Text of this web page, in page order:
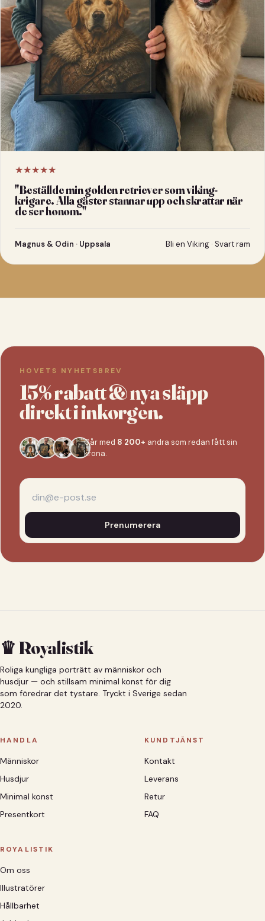
★★★★★
"Beställde min golden retriever som viking-
krigare. Alla gäster stannar upp och skrattar när
de ser honom."
Magnus & Odin · Uppsala Bli en Viking · Svart ram
HOVETS NYHETSBREV
15% rabatt & nya släpp
direkt i inkorgen.
Går med 8 200+ andra som redan fått sin
krona.
Prenumerera
♛ Royalistik
Roliga kungliga porträtt av människor och
husdjur — och stillsam minimal konst för dig
som föredrar det tystare. Tryckt i Sverige sedan
2020.
HANDLA
Människor
Husdjur
Minimal konst
Presentkort
KUNDTJÄNST
Kontakt
Leverans
Retur
FAQ
ROYALISTIK
Om oss
Illustratörer
Hållbarhet